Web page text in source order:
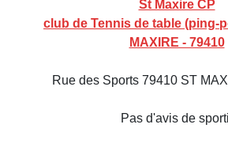
St Maxire CP
club de Tennis de table (ping-
MAXIRE - 79410
Rue des Sports 79410 ST
Pas d'avis de